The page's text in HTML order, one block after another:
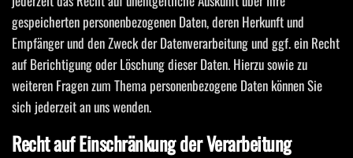
gespeicherten personenbezogenen Daten, deren Herkunft und
Empfänger und den Zweck der Datenverarbeitung und ggf. ein Recht
auf Berichtigung oder Löschung dieser Daten. Hierzu sowie zu
weiteren Fragen zum Thema personenbezogene Daten können Sie
sich jederzeit an uns wenden.
Recht auf Einschränkung der Verarbeitung